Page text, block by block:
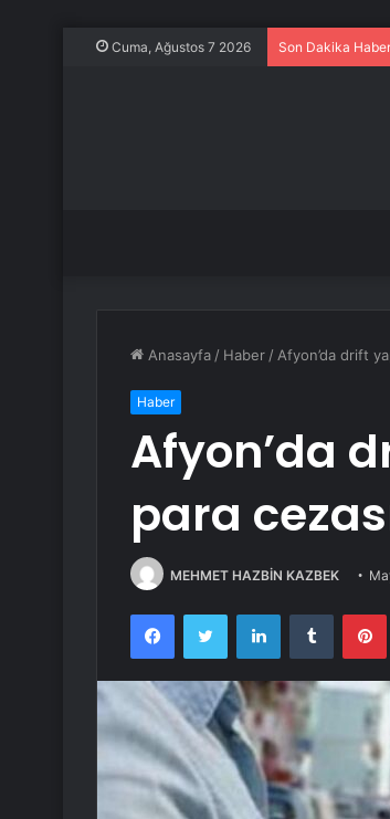
Cuma, Ağustos 7 2026 Son Dakika
Anasayfa / Haber / Afyon’da drift
Haber
Afyon’da
para
MEHMET HAZBİN KAZBEK
FacebookTwitter LinkedInTumblr